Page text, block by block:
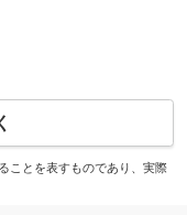
ことを表すものであり、実際